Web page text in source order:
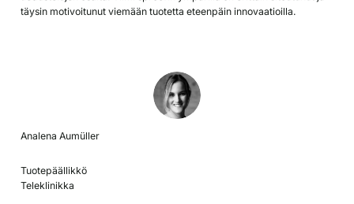
täysin motivoitunut viemään tuotetta eteenpäin innovaatioilla.
Analena Aumüller
Tuotepäällikkö
Teleklinikka